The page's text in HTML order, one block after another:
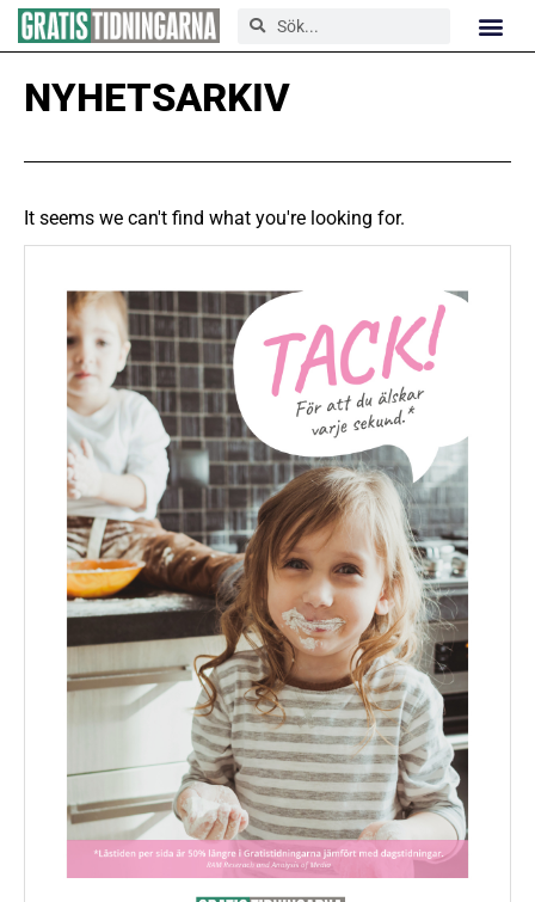
NYHETSARKIV
It seems we can't find what you're looking for.